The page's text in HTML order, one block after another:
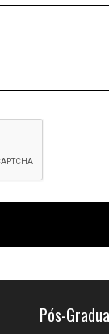
Pós-